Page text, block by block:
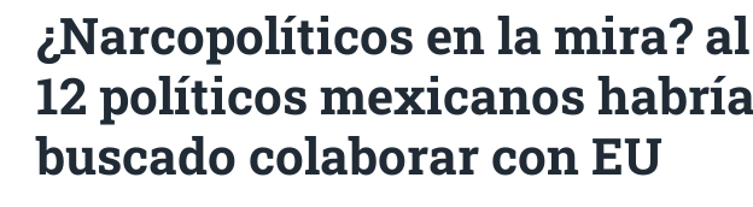
¿Narcopolíticos en la mira?
12 políticos mexicanos
buscado colaborar con EU